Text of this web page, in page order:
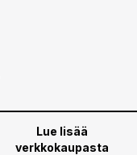
Lue lisää
verkkokaupasta